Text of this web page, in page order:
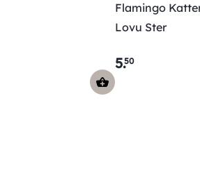
Flamingo
Lovu Ster
5.50